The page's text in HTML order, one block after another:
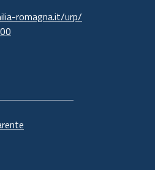
romagna.it/urp/